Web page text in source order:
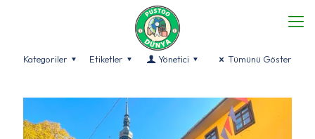
Kategoriler Etiketler Yönetici Tümünü Göster